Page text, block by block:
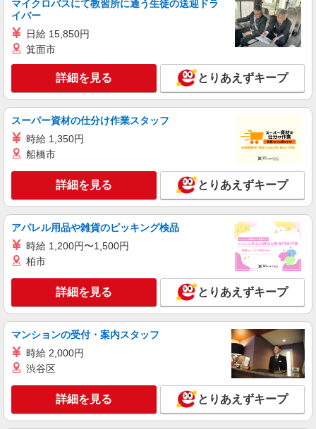
時給1550円〜2187円 ＜日払い有/週払い有/交
キープ 詳細を見る
派遣社員
株式会社kotrio /●KY-H-2014198
NEW
比叡山坂本駅≫年齢不問！０からスタートで
時給1550円〜2187円 ＜日払い有/週払い有/交
通費全支給(ガソリン代含む)＞
大津市坂本周辺｜中学校近く！
キープ 詳細を見る
派遣社員
株式会社kotrio /●KY-H-2101315
NEW
＜高時給＞比叡山坂本駅近くの病院で安定し
た働き方を★看護助手
時給1550円〜2187円 ＜日払い有/週払い有/交
通費全支給(ガソリン代含む)＞
大津市坂本周辺｜中学校近く！
キープ 詳細を見る
派遣社員 NEW
マイクロバスにて教習所に通う生徒の送迎ドラ
イバー
日給 15,850円
箕面市
詳細を見る とりあえずキープ
スーパー資材の仕分け作業スタッフ
時給 1,350円
船橋市
詳細を見る とりあえずキープ
アパレル用品や雑貨のピッキング検品
時給 1,200円〜1,500円
柏市
詳細を見る とりあえずキープ
マンションの受付・案内スタッフ
時給 2,000円
渋谷区
詳細を見る とりあえずキープ